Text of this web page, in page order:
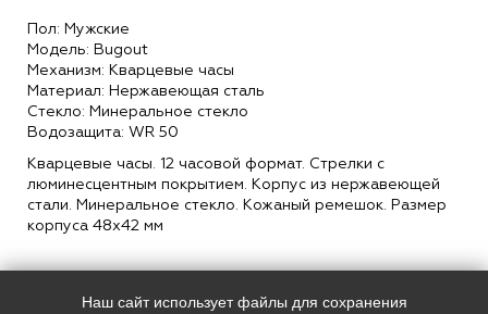
Пол: Мужские
Модель: Bugout
Механизм: Кварцевые часы
Материал: Нержавеющая сталь
Стекло: Минеральное стекло
Водозащита: WR 50
Кварцевые часы. 12 часовой формат. Стрелки с
люминесцентным покрытием. Корпус из нержавеющей
стали. Минеральное стекло. Кожаный ремешок. Размер
корпуса 48х42 мм
Наш сайт использует файлы для сохранения